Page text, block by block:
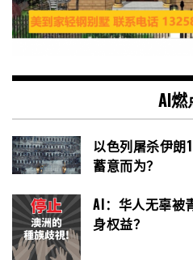
AI燃
以色列屠杀伊朗
蓄意而为？
AI：华人无辜被
身权益？